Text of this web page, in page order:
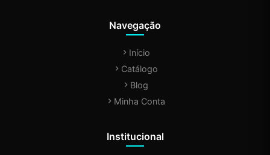
Navegação
Início
Catálogo
Blog
Minha Conta
Institucional